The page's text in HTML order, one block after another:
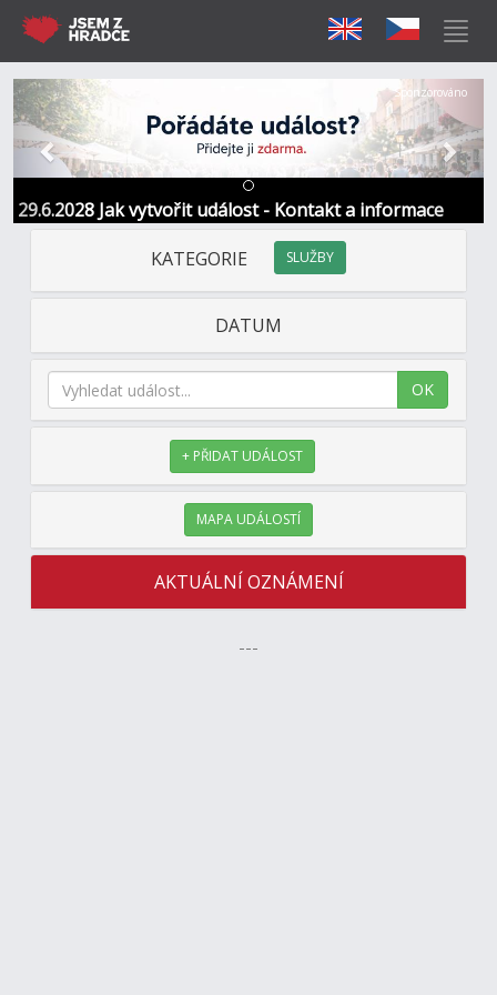
29.6.2028 Jak vytvořit událost - Kontakt a informace
Předchozí Další
Sponzorováno
KATEGORIE SLUŽBY
DATUM
OK
+ PŘIDAT UDÁLOST
MAPA UDÁLOSTÍ
AKTUÁLNÍ OZNÁMENÍ
---